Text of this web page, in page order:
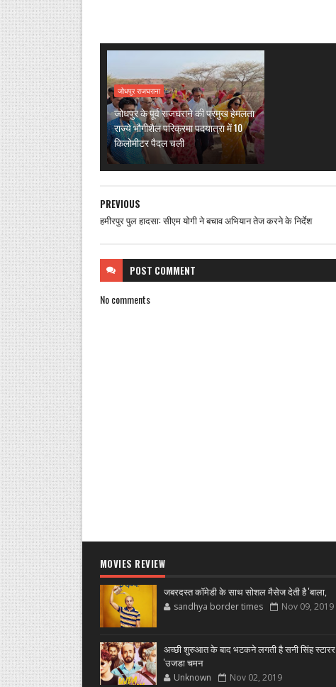
जोधपुर राजघराना
जोधपुर के पूर्व राजघराने की प्रमुख हेमलता
राज्ये भौगीशैल परिक्रमा पदयात्रा में 10
किलोमीटर पैदल चली
PREVIOUS
हमीरपुर पुल हादसा: सीएम योगी ने बचाव अभियान तेज करने के निर्देश
POST COMMENT
No comments
MOVIES REVIEW
जबरदस्त कॉमेडी के साथ सोशल मैसेज देती है 'बाला,
sandhya border times Nov 09, 2019
अच्छी शुरुआत के बाद भटकने लगती है सनी सिंह स्टारर
'उजडा चमन
Unknown Nov 02, 2019